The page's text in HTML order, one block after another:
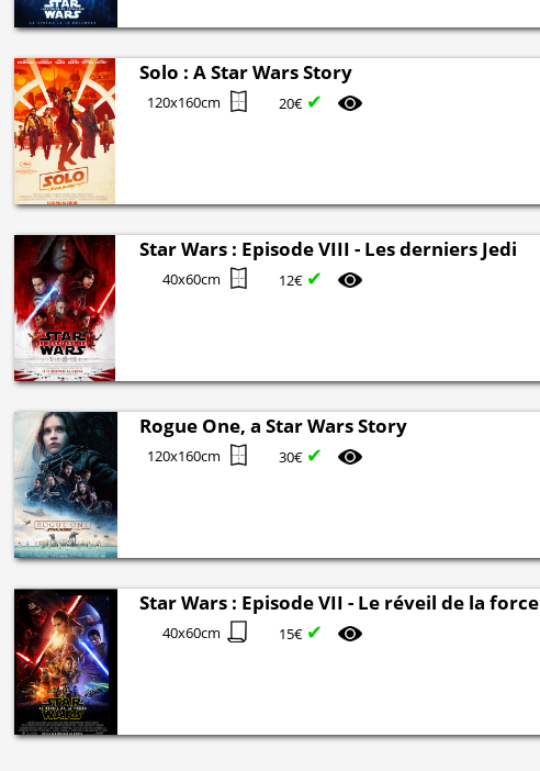
Solo : A Star Wars Story
120x160cm 20€ ✔
Star Wars : Episode VIII - Les derniers Jedi
40x60cm 12€ ✔
Rogue One, a Star Wars Story
120x160cm 30€ ✔
Star Wars : Episode VII - Le réveil de la force
40x60cm 15€ ✔